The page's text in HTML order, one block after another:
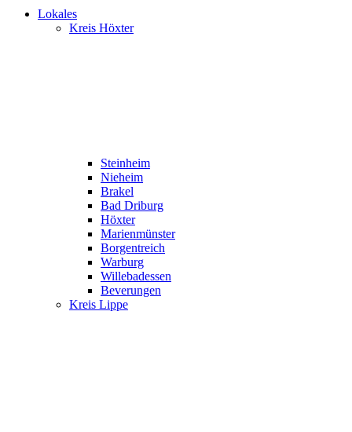
Lokales
Kreis Höxter
Steinheim
Nieheim
Brakel
Bad Driburg
Höxter
Marienmünster
Borgentreich
Warburg
Willebadessen
Beverungen
Kreis Lippe